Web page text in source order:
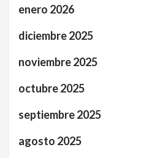
enero 2026
diciembre 2025
noviembre 2025
octubre 2025
septiembre 2025
agosto 2025